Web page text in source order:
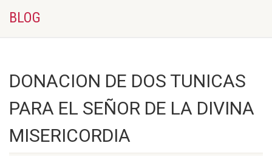
BLOG
DONACION DE DOS TUNICAS
PARA EL SEÑOR DE LA DIVINA
MISERICORDIA